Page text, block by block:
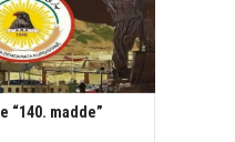
“140. madde”